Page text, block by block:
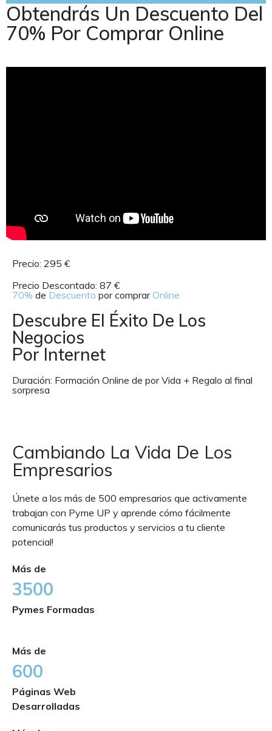
Obtendrás Un Descuento Del
70% Por Comprar Online
Precio: 295 €
Precio Descontado: 87 €
70% de Descuento por comprarOnline
Descubre El Éxito De Los
Negocios
Por Internet
Duración: Formación Online de por Vida + Regalo al final
sorpresa
Cambiando La Vida De Los
Empresarios
Únete a los más de 500 empresarios que activamente
trabajan con Pyme UP y aprende cómo fácilmente
comunicarás tus productos y servicios a tu cliente
potencial!
Más de
3500
Pymes Formadas
Más de
600
Páginas Web
Desarrolladas